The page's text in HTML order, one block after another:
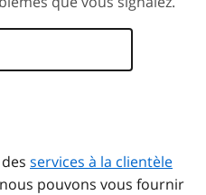
services à la clientèle
pouvons vous fournir